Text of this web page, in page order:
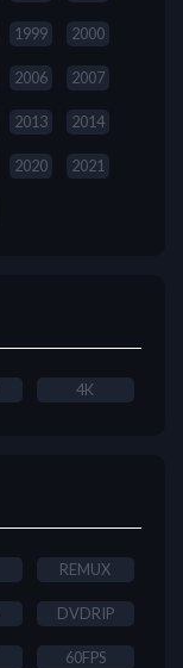
1999 2000
2006 2007
2013 2014
2020 2021
4K
REMUX
DVDRIP
60FPS